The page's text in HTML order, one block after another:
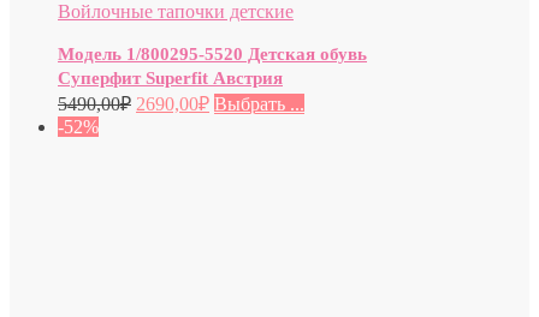
Войлочные тапочки детские
Модель 1/800295-5520 Детская обувь
Суперфит Superfit Австрия
5490,00₽ 2690,00₽ Выбрать ...
-52%